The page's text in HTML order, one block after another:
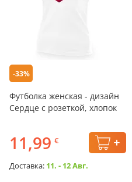
-33%
Футболка женская - дизайн
Сердце с розеткой, хлопок
11,99 €
Доставка: 11. - 12 Авг.